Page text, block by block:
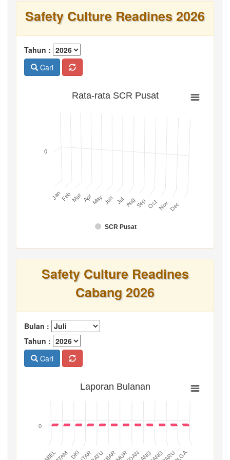
Safety Culture Readines 2026
Tahun :
Cari
Rata-rata SCR Pusat
SCR Pusat
JanFebMar AprMay Jun Jul AugSep OctNovDec
0
Safety Culture Readines
Cabang 2026
Bulan :
Tahun :
Cari
Laporan Bulanan
DKI
0